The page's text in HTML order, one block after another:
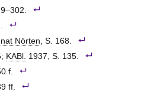
Nörten , S. 168.
KABl.
1937, S. 135.
f.
ff.